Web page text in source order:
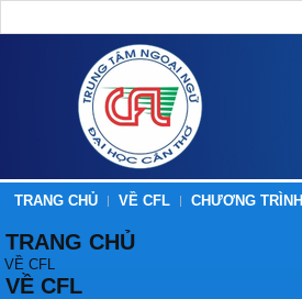
TRANG CHỦ VỀ CFL CHƯƠNG TRÌNH
TRANG CHỦ
VỀ CFL
VỀ CFL